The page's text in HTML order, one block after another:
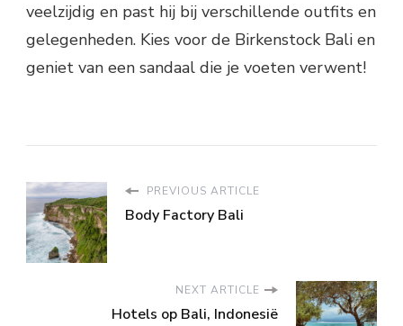
veelzijdig en past hij bij verschillende outfits en
gelegenheden. Kies voor de Birkenstock Bali en
geniet van een sandaal die je voeten verwent!
PREVIOUS ARTICLE
Body Factory Bali
NEXT ARTICLE
Hotels op Bali, Indonesië